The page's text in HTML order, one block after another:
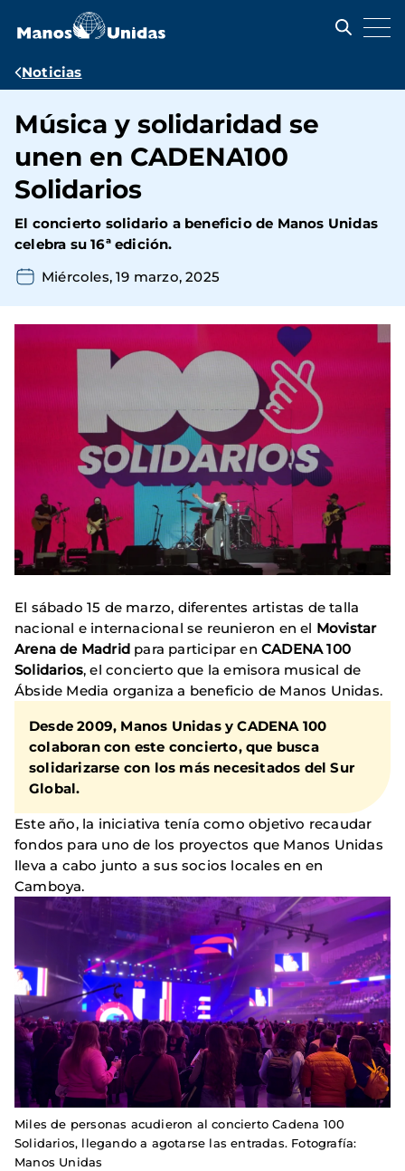
contenido
Ruta
navegación
Noticias
Música y solidaridad se
unen en CADENA100
Solidarios
El concierto solidario a beneficio de Manos Unidas
celebra su 16ª edición.
Miércoles, 19 marzo, 2025
El sábado 15 de marzo, diferentes artistas de talla
nacional e internacional se reunieron en el Movistar
Arena de Madrid para participar en CADENA 100
Solidarios, el concierto que la emisora musical de
Ábside Media organiza a beneficio de Manos Unidas.
Desde 2009, Manos Unidas y CADENA 100
colaboran con este concierto, que busca
solidarizarse con los más necesitados del Sur
Global.
Este año, la iniciativa tenía como objetivo recaudar
fondos para uno de los proyectos que Manos Unidas
lleva a cabo junto a sus socios locales en en
Camboya.
Miles de personas acudieron al concierto Cadena 100
Solidarios, llegando a agotarse las entradas. Fotografía:
Manos Unidas